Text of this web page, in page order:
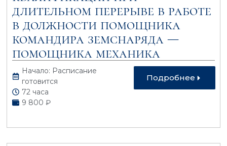
длительном перерыве в работе
в должности помощника
командира земснаряда —
помощника механика
Начало: Расписание
готовится
72 часа
9 800 ₽
Подробнее